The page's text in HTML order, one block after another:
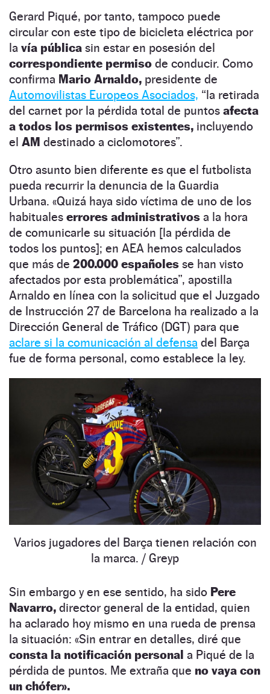
Gerard Piqué, por tanto, tampoco puede
circular con este tipo de bicicleta eléctrica por
la vía pública sin estar en posesión del
correspondiente permiso de conducir. Como
confirma Mario Arnaldo, presidente de
Automovilistas Europeos Asociados, “la retirada
del carnet por la pérdida total de puntos afecta
a todos los permisos existentes, incluyendo
el AM destinado a ciclomotores”.
Otro asunto bien diferente es que el futbolista
pueda recurrir la denuncia de la Guardia
Urbana. «Quizá haya sido víctima de uno de los
habituales errores administrativos a la hora
de comunicarle su situación [la pérdida de
todos los puntos]; en AEA hemos calculados
que más de 200.000 españoles se han visto
afectados por esta problemática”, apostilla
Arnaldo en línea con la solicitud que el Juzgado
de Instrucción 27 de Barcelona ha realizado a la
Dirección General de Tráfico (DGT) para que
aclare si la comunicación al defensa del Barça
fue de forma personal, como establece la ley.
Varios jugadores del Barça tienen relación con
la marca. / Greyp
Sin embargo y en ese sentido, ha sido Pere
Navarro, director general de la entidad, quien
ha aclarado hoy mismo en una rueda de prensa
la situación: «Sin entrar en detalles, diré que
consta la notificación personal a Piqué de la
pérdida de puntos. Me extraña que no vaya con
un chófer».